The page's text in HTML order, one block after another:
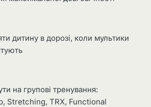
дитину в дорозі, коли мультики
на групові тренування:
Stretching, TRX, Functional